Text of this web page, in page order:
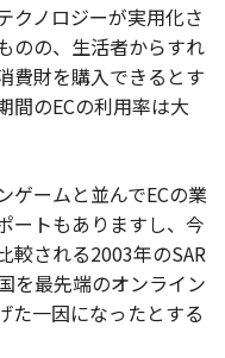
クノロジーが実用化さ
のの、生活者からすれ
費財を購入できるとす
間のECの利用率は大
ゲームと並んでECの業
ートもありますし、今
較される2003年のSAR
を最先端のオンライン
た一因になったとする